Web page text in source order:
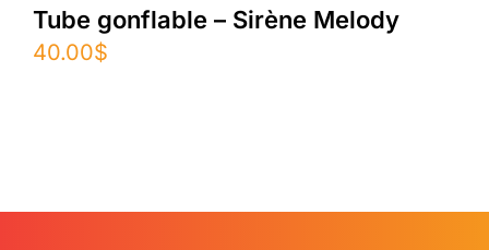
Tube gonflable – Sirène Melody
40.00$